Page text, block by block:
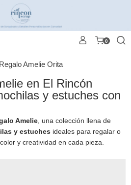
0
Amelie Orita
en El Rincón
y estuches con
Amelie, una colección llena de
y estuches ideales para regalar o
y creatividad en cada pieza.